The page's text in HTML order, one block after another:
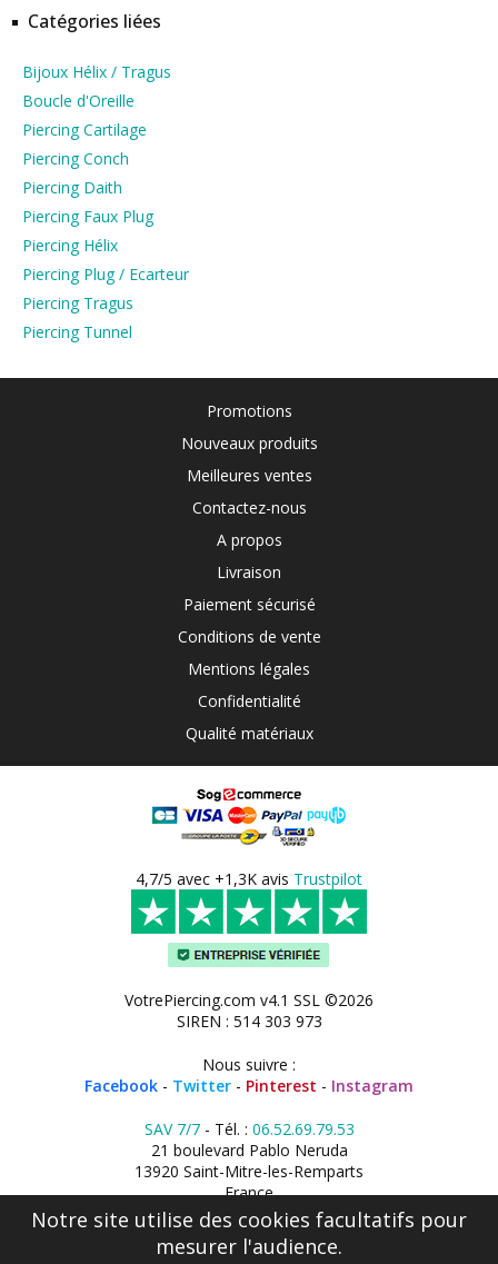
Catégories liées
Bijoux Hélix / Tragus
Boucle d'Oreille
Piercing Cartilage
Piercing Conch
Piercing Daith
Piercing Faux Plug
Piercing Hélix
Piercing Plug / Ecarteur
Piercing Tragus
Piercing Tunnel
Promotions
Nouveaux produits
Meilleures ventes
Contactez-nous
A propos
Livraison
Paiement sécurisé
Conditions de vente
Mentions légales
Confidentialité
Qualité matériaux
4,7/5 avec +1,3K avis Trustpilot
VotrePiercing.com v4.1 SSL ©2026
SIREN : 514 303 973
Nous suivre :
Facebook - Twitter - Pinterest - Instagram
SAV 7/7- Tél. : 06.52.69.79.53
21 boulevard Pablo Neruda
13920 Saint-Mitre-les-Remparts
France
Notre site utilise des cookies facultatifs pour
mesurer l'audience.